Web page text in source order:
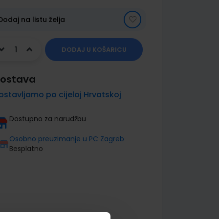
na listu želja
DODAJ U KOŠARICU
po cijeloj Hrvatskoj
Dostupno za narudžbu
Osobno preuzimanje u PC Zagreb
Besplatno